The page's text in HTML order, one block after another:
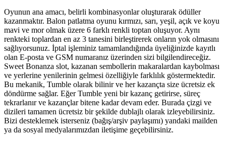
Oyunun ana amacı, belirli kombinasyonlar oluşturarak ödüller
kazanmaktır. Balon patlatma oyunu kırmızı, sarı, yeşil, açık ve koyu
mavi ve mor olmak üzere 6 farklı renkli toptan oluşuyor. Aynı
renkteki toplardan en az 3 tanesini birleştirerek onların yok olmasını
sağlıyorsunuz. İptal işleminiz tamamlandığında üyeliğinizde kayıtlı
olan E-posta ve GSM numaranız üzerinden sizi bilgilendireceğiz.
Sweet Bonanza slot, kazanan sembollerin makaralardan kaybolması
ve yerlerine yenilerinin gelmesi özelliğiyle farklılık göstermektedir.
Bu mekanik, Tumble olarak bilinir ve her kazançta size ücretsiz ek
döndürme sağlar. Eğer Tumble yeni bir kazanç getirirse, süreç
tekrarlanır ve kazançlar bitene kadar devam eder. Burada çizgi ve
dizileri tamamen ücretsiz bir şekilde dublajlı olarak izleyebilirsiniz.
Bizi desteklemek isterseniz (bağış/arşiv paylaşımı) yandaki mailden
ya da sosyal medyalarımızdan iletişime geçebilirsiniz.